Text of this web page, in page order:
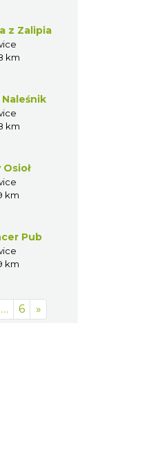
z Zalipia
km
Naleśnik
km
Osioł
km
Pub
km
… 6 »